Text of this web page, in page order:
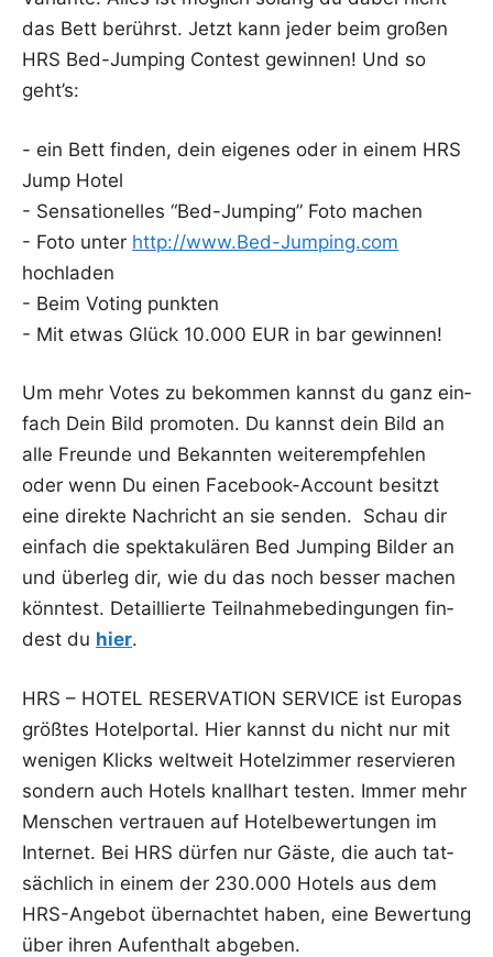
das Bett berührst. Jetzt kann jeder beim gro­ßen
HRS Bed-Jum­ping Con­test gewin­nen! Und so
geht’s:
- ein Bett fin­den, dein eige­nes oder in einem HRS
Jump Hotel
- Sen­sa­tio­nel­les “Bed-Jum­ping” Foto machen
- Foto unter http://www.Bed-Jumping.com
hochladen
- Beim Voting punkten
- Mit etwas Glück 10.000 EUR in bar gewinnen!
Um mehr Votes zu bekom­men kannst du ganz ein­
fach Dein Bild pro­mo­ten. Du kannst dein Bild an
alle Freun­de und Bekann­ten wei­ter­emp­feh­len
oder wenn Du einen Face­book-Account besitzt
eine direk­te Nach­richt an sie sen­den. Schau dir
ein­fach die spek­ta­ku­lä­ren Bed Jum­ping Bil­der an
und über­leg dir, wie du das noch bes­ser machen
könn­test. Detail­lier­te Teil­nah­me­be­din­gun­gen fin­
dest du hier.
HRS – HOTEL RESERVATION SERVICE ist Euro­pas
größ­tes Hotel­por­tal. Hier kannst du nicht nur mit
weni­gen Klicks welt­weit Hotel­zim­mer reser­vie­ren
son­dern auch Hotels knall­hart tes­ten. Immer mehr
Men­schen ver­trau­en auf Hotel­be­wer­tun­gen im
Inter­net. Bei HRS dür­fen nur Gäs­te, die auch tat­
säch­lich in einem der 230.000 Hotels aus dem
HRS-Ange­bot über­nach­tet haben, eine Bewer­tung
über ihren Auf­ent­halt abgeben.